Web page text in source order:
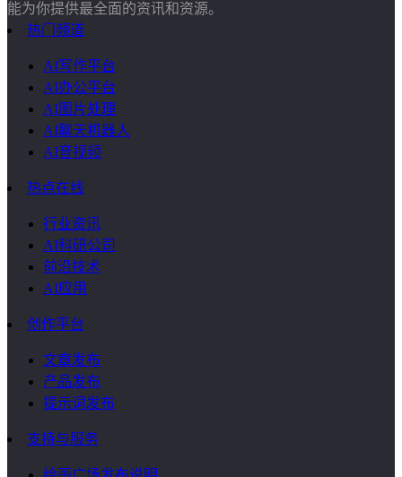
能为你提供最全面的资讯和资源。
热门频道
AI写作平台
AI办公平台
AI图片处理
AI聊天机器人
AI音视频
热点在线
行业资讯
AI科研公司
前沿技术
AI应用
创作平台
文章发布
产品发布
提示词发布
支持与服务